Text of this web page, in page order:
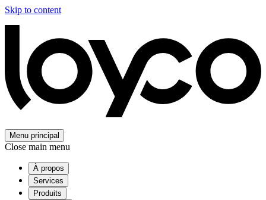
Skip to content
Menu principal
Close main menu
À propos
Services
Produits